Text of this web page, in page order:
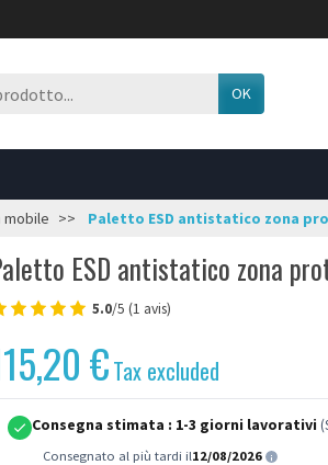
OK
mobile Paletto ESD antistatico zona
ESD antistatico zona
5.0/5 (1 avis)
€Tax excluded
Consegna stimata : 1-3 giorni lavorativi
Consegnato al più tardi il12/08/2026